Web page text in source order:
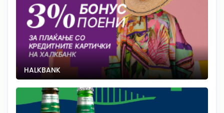
HALKBANK